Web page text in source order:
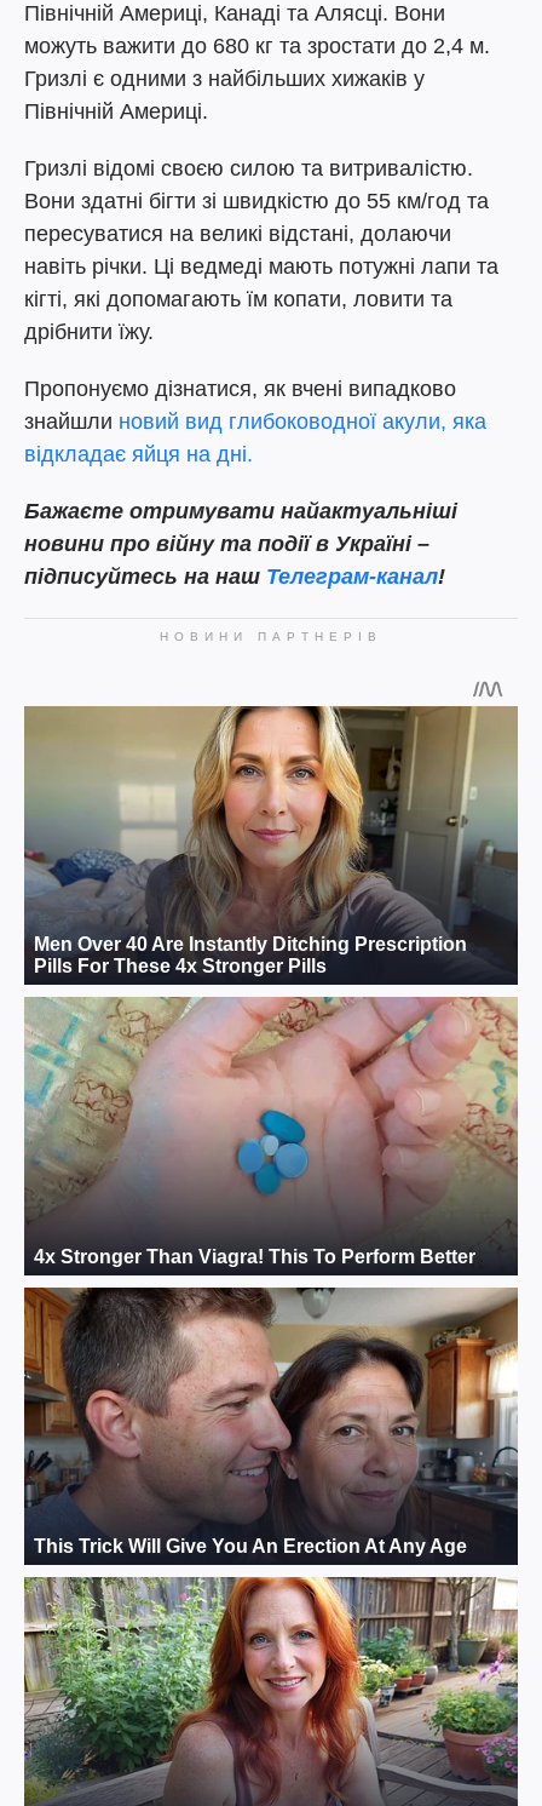
Північній Америці, Канаді та Алясці. Вони
можуть важити до 680 кг та зростати до 2,4 м.
Гризлі є одними з найбільших хижаків у
Північній Америці.
Гризлі відомі своєю силою та витривалістю.
Вони здатні бігти зі швидкістю до 55 км/год та
пересуватися на великі відстані, долаючи
навіть річки. Ці ведмеді мають потужні лапи та
кігті, які допомагають їм копати, ловити та
дрібнити їжу.
Пропонуємо дізнатися, як вчені випадково
знайшли новий вид глибоководної акули, яка
відкладає яйця на дні.
Бажаєте отримувати найактуальніші
новини про війну та події в Україні –
підписуйтесь на наш Телеграм-канал!